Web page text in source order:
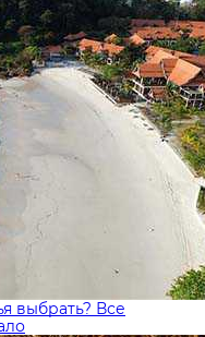
выбрать? Все